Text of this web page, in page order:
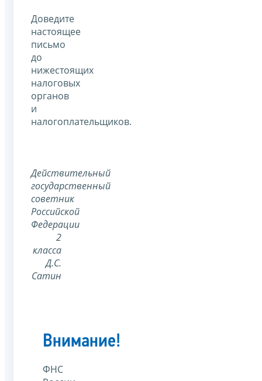
Доведите
настоящее
письмо
до
нижестоящих
налоговых
органов
и
налогоплательщиков.
Действительный
государственный
советник
Российской
Федерации
2
класса
Д.С.
Сатин
Внимание!
ФНС